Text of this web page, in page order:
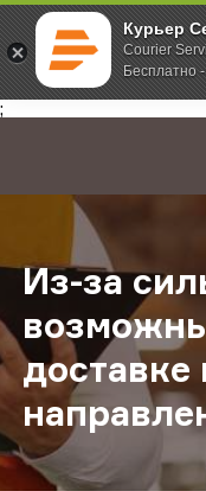
Курьер
Courier
Бесплатно
;
Главная О компании
Из-за
доставке